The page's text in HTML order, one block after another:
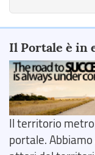
Il Portale è in
Il territorio
portale.